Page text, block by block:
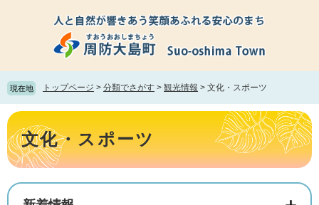
頭
で
す。
飛
ば
て
本
文
現在地 トップページ > 分類でさがす > 観光情報 > 文化・スポーツ
本
文 文化・スポーツ